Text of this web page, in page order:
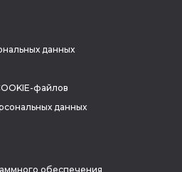
данных
файлов
данных
обеспечения